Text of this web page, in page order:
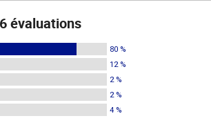
évaluations
80 %
12 %
2 %
2 %
4 %